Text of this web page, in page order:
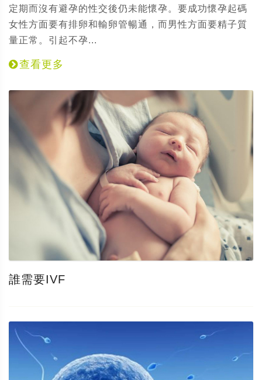
定期而沒有避孕的性交後仍未能懷孕。要成功懷孕起碼
女性方面要有排卵和輸卵管暢通，而男性方面要精子質
量正常。引起不孕...
查看更多
誰需要IVF